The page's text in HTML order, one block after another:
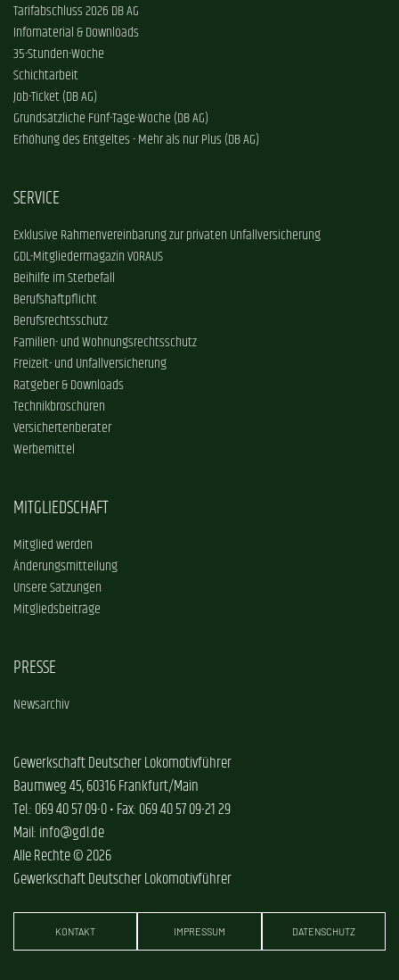
Tarifabschluss 2026 DB AG
Infomaterial & Downloads
35-Stunden-Woche
Schichtarbeit
Job-Ticket (DB AG)
Grundsätzliche Fünf-Tage-Woche (DB AG)
Erhöhung des Entgeltes - Mehr als nur Plus (DB AG)
SERVICE
Exklusive Rahmenvereinbarung zur privaten Unfallversicherung
GDL-Mitgliedermagazin VORAUS
Beihilfe im Sterbefall
Berufshaftpflicht
Berufsrechtsschutz
Familien- und Wohnungsrechtsschutz
Freizeit- und Unfallversicherung
Ratgeber & Downloads
Technikbroschüren
Versichertenberater
Werbemittel
MITGLIEDSCHAFT
Mitglied werden
Änderungsmitteilung
Unsere Satzungen
Mitgliedsbeiträge
PRESSE
Newsarchiv
Gewerkschaft Deutscher Lokomotivführer
Baumweg 45, 60316 Frankfurt/Main
Tel.: 069 40 57 09-0 • Fax: 069 40 57 09-21 29
Mail: info@gdl.de
Alle Rechte © 2026
Gewerkschaft Deutscher Lokomotivführer
KONTAKT IMPRESSUM DATENSCHUTZ